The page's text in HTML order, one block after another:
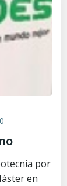
0
por
en